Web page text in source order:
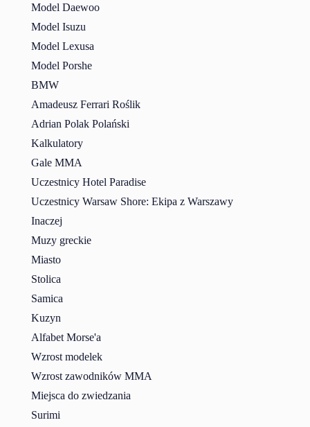
Model Daewoo
Model Isuzu
Model Lexusa
Model Porshe
BMW
Amadeusz Ferrari Roślik
Adrian Polak Polański
Kalkulatory
Gale MMA
Uczestnicy Hotel Paradise
Uczestnicy Warsaw Shore: Ekipa z Warszawy
Inaczej
Muzy greckie
Miasto
Stolica
Samica
Kuzyn
Alfabet Morse'a
Wzrost modelek
Wzrost zawodników MMA
Miejsca do zwiedzania
Surimi